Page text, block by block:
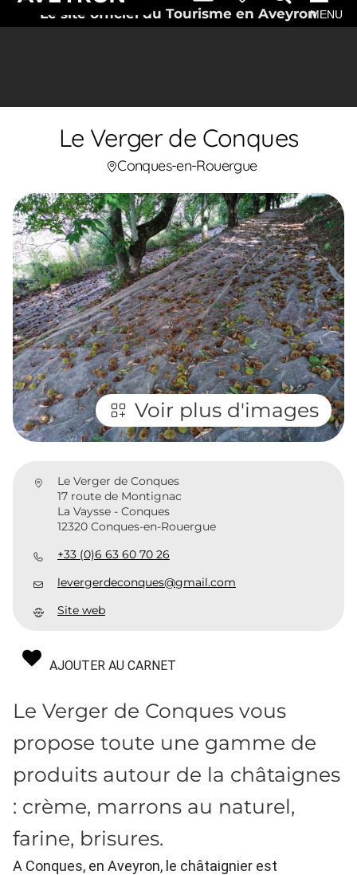
Le site officiel du Tourisme en AveyronMENU
Le Verger de Conques
Conques-en-Rouergue
Voir plus d'images
Le Verger de Conques
17 route de Montignac
La Vaysse - Conques
12320 Conques-en-Rouergue
+33 (0)6 63 60 70 26
levergerdeconques@gmail.com
Site web
AJOUTER AU CARNET
Le Verger de Conques vous
propose toute une gamme de
produits autour de la châtaignes
: crème, marrons au naturel,
farine, brisures.
A Conques, en Aveyron, le châtaignier est